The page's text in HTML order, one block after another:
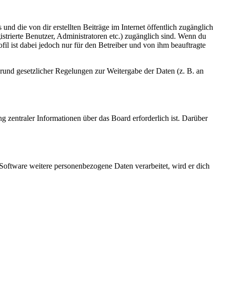
und die von dir erstellten Beiträge im Internet öffentlich zugänglich
Benutzer, Administratoren etc.) zugänglich sind. Wenn du
ist dabei jedoch nur für den Betreiber und von ihm beauftragte
gesetzlicher Regelungen zur Weitergabe der Daten (z. B. an
zentraler Informationen über das Board erforderlich ist. Darüber
weitere personenbezogene Daten verarbeitet, wird er dich